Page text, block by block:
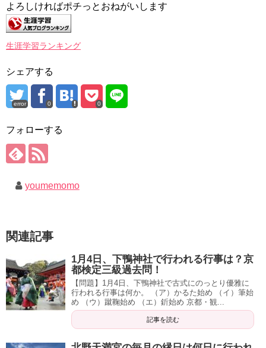
よろしければポチっとおねがいします
生涯学習ランキング
シェアする
error 0 0
フォローする
youmemomo
関連記事
1月4日、下鴨神社で行われる行事は？京
都検定三級過去問！
【問題】1月4日、下鴨神社で古式にのっとり優雅に
行われる行事は何か。 （ア）かるた始め （イ）筆始
め （ウ）蹴鞠始め （エ）釿始め 京都・観...
記事を読む